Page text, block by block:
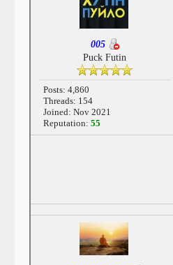
005
Puck Futin
Posts: 4,860
Threads: 154
Joined: Nov 2021
Reputation:55